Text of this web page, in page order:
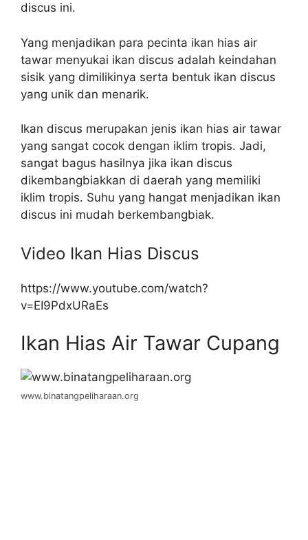
discus ini.
Yang menjadikan para pecinta ikan hias air
tawar menyukai ikan discus adalah keindahan
sisik yang dimilikinya serta bentuk ikan discus
yang unik dan menarik.
Ikan discus merupakan jenis ikan hias air tawar
yang sangat cocok dengan iklim tropis. Jadi,
sangat bagus hasilnya jika ikan discus
dikembangbiakkan di daerah yang memiliki
iklim tropis. Suhu yang hangat menjadikan ikan
discus ini mudah berkembangbiak.
Video Ikan Hias Discus
https://www.youtube.com/watch?
v=EI9PdxURaEs
Ikan Hias Air Tawar Cupang
www.binatangpeliharaan.org